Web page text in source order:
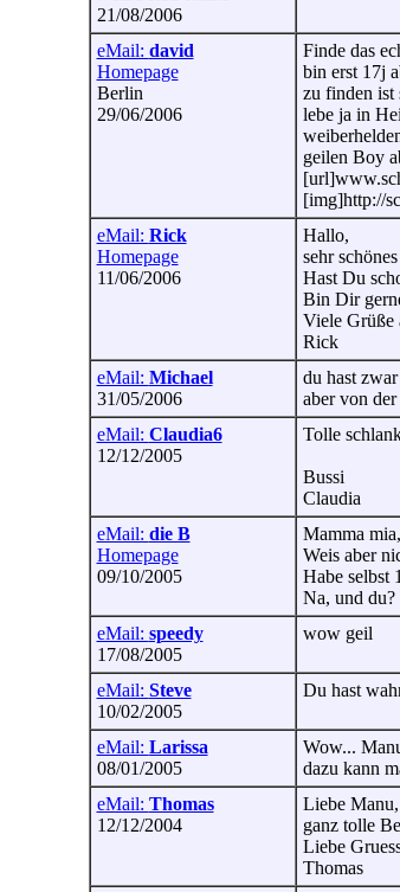
21/08/2006
eMail: david
Homepage
Berlin
29/06/2006
Finde das
bin erst 17j
zu finden ist
lebe ja in
geilen Boy
[img]http://
eMail: Rick
Homepage
11/06/2006
Hallo,
sehr
Hast Du
Bin Dir
Viele Grüße
Rick
eMail: Michael
31/05/2006
du hast
aber von
eMail: Claudia6
12/12/2005
Tolle
Bussi
Claudia
eMail: die B
Homepage
09/10/2005
Mamma
Weis aber
Habe selbst
Na, und du?
eMail: speedy
17/08/2005
wow geil
eMail: Steve
10/02/2005
Du hast
eMail: Larissa
08/01/2005
Wow...
dazu kann
eMail: Thomas
12/12/2004
Liebe Manu,
ganz tolle
Liebe
Thomas